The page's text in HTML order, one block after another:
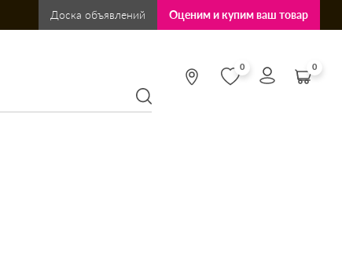
Доска объявлений Оценим и купим ваш товар
0 0